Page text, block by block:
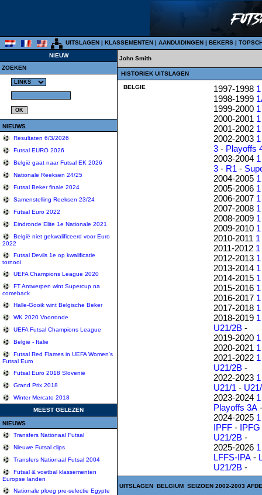
UITSLAGEN | KLASSEMENTEN | AANDUIDINGEN | BEKERS |
NIEUW
ZOEKEN
NIEUWS
Resultaten 6/3/2026
Futsal EURO 2026
België gaat naar Futsal EK 2026
Nationale Reeksen 24/25
Futsal Beker finale 2024
Samenstelling Reeksen 23/24
Futsal Euro 2022
Eindronde Elite 1e Nationale 2021
België niet gekwalificeerd voor Euro
2022
Futsal Devils 1e op kwalificatie
tornooi
UEFA Champions League 2020
FT Antwerpen wint Supercup na
comeback
Halle-Gooik wint Belgische Beker
WK 2020 Voorronde
UEFA Futsal Champions League
België - Italië
Futsal Red Flames in UEFA Women's
Futsal Euro
Futsal Euro 2018 Slovenië
Grand Prix 2018
Winter Mercato 2018
MEEST GELEZEN
NIEUWS
Transfers Nationaal Futsal
Nieuwe Futsal clips
Transfers Nationaal Futsal 2004
Futsal & voetbal klassementen
Europse landen
Nationale ploeg pre-selectie Egypte
John Smith
HISTORIEK UITSLAGEN
BELGIE 1997-1998 1
1998-1999
1999-2000 1
2000-2001 1
2001-2002 1
2002-2003 1
3 - Playoffs
2003-2004 1
3 - R1 -
2004-2005 1
2005-2006 1
2006-2007 1
2007-2008 1
2008-2009 1
2009-2010 1
2010-2011 1
2011-2012 1
2012-2013 1
2013-2014 1
2014-2015 1
2015-2016 1
2016-2017 1
2017-2018 1
2018-2019 1
U21/2B -
2019-2020 1
2020-2021 1
2021-2022 1
U21/2B -
2022-2023 1
U21/1 -
2023-2024 1
Playoffs 3A
2024-2025 1
IPFF - IPFG
U21/2B -
2025-2026 1
LFFS-IPA -
U21/2B -
UITSLAGEN BELGIUM SEIZOEN 2002-2003